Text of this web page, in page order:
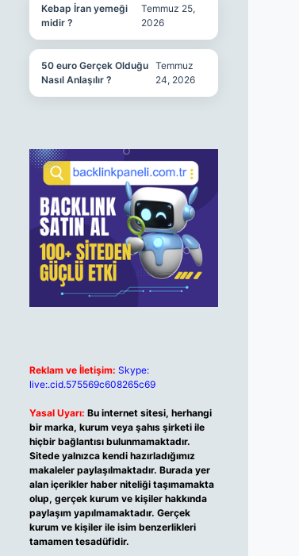
Kebap İran yemeği
midir ?
Temmuz 25,
2026
50 euro Gerçek Olduğu
Nasıl Anlaşılır ?
Temmuz
24, 2026
Reklam ve İletişim: Skype:
live:.cid.575569c608265c69
Yasal Uyarı: Bu internet sitesi, herhangi
bir marka, kurum veya şahıs şirketi ile
hiçbir bağlantısı bulunmamaktadır.
Sitede yalnızca kendi hazırladığımız
makaleler paylaşılmaktadır. Burada yer
alan içerikler haber niteliği taşımamakta
olup, gerçek kurum ve kişiler hakkında
paylaşım yapılmamaktadır. Gerçek
kurum ve kişiler ile isim benzerlikleri
tamamen tesadüfidir.